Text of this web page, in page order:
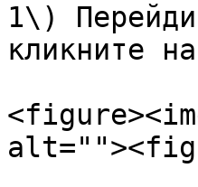
1\)
кликните